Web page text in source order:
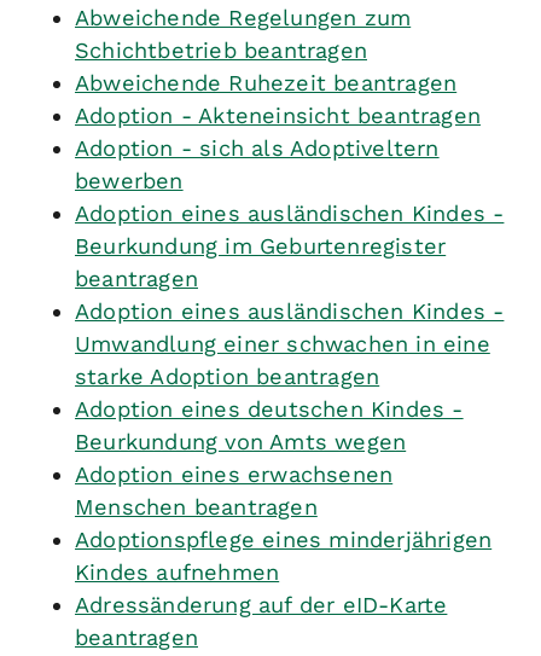
Abweichende Regelungen zum
Schichtbetrieb beantragen
Abweichende Ruhezeit beantragen
Adoption - Akteneinsicht beantragen
Adoption - sich als Adoptiveltern
bewerben
Adoption eines ausländischen Kindes -
Beurkundung im Geburtenregister
beantragen
Adoption eines ausländischen Kindes -
Umwandlung einer schwachen in eine
starke Adoption beantragen
Adoption eines deutschen Kindes -
Beurkundung von Amts wegen
Adoption eines erwachsenen
Menschen beantragen
Adoptionspflege eines minderjährigen
Kindes aufnehmen
Adressänderung auf der eID-Karte
beantragen